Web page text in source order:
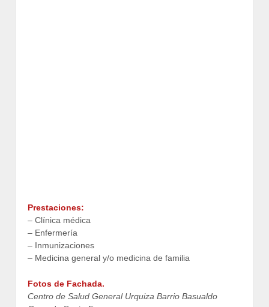
Prestaciones:
– Clínica médica
– Enfermería
– Inmunizaciones
– Medicina general y/o medicina de familia
Fotos de Fachada.
Centro de Salud General Urquiza Barrio Basualdo